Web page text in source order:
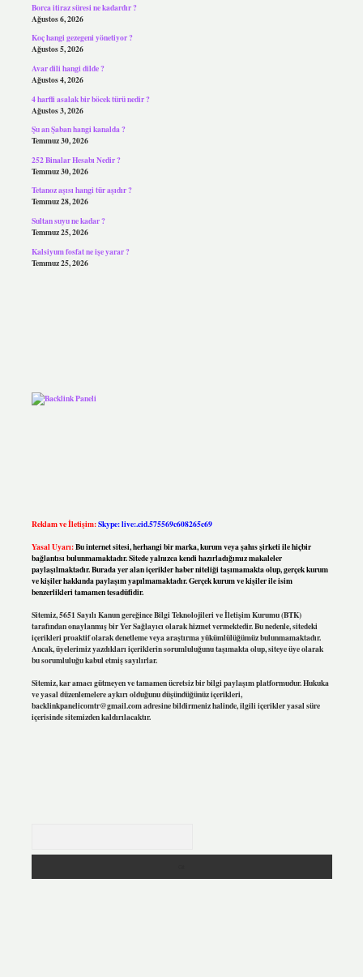
Borca itiraz süresi ne kadardır ?
Ağustos 6, 2026
Koç hangi gezegeni yönetiyor ?
Ağustos 5, 2026
Avar dili hangi dilde ?
Ağustos 4, 2026
4 harfli asalak bir böcek türü nedir ?
Ağustos 3, 2026
Şu an Şaban hangi kanalda ?
Temmuz 30, 2026
252 Binalar Hesabı Nedir ?
Temmuz 30, 2026
Tetanoz aşısı hangi tür aşıdır ?
Temmuz 28, 2026
Sultan suyu ne kadar ?
Temmuz 25, 2026
Kalsiyum fosfat ne işe yarar ?
Temmuz 25, 2026
Reklam ve İletişim:Skype: live:.cid.575569c608265c69
Yasal Uyarı:Bu internet sitesi, herhangi bir marka, kurum veya şahıs şirketi ile hiçbir
bağlantısı bulunmamaktadır. Sitede yalnızca kendi hazırladığımız makaleler
paylaşılmaktadır. Burada yer alan içerikler haber niteliği taşımamakta olup, gerçek kurum
ve kişiler hakkında paylaşım yapılmamaktadır. Gerçek kurum ve kişiler ile isim
benzerlikleri tamamen tesadüfidir.
Sitemiz, 5651 Sayılı Kanun gereğince Bilgi Teknolojileri ve İletişim Kurumu (BTK)
tarafından onaylanmış bir Yer Sağlayıcı olarak hizmet vermektedir. Bu nedenle, sitedeki
içerikleri proaktif olarak denetleme veya araştırma yükümlülüğümüz bulunmamaktadır.
Ancak, üyelerimiz yazdıkları içeriklerin sorumluluğunu taşımakta olup, siteye üye olarak
bu sorumluluğu kabul etmiş sayılırlar.
Sitemiz, kar amacı gütmeyen ve tamamen ücretsiz bir bilgi paylaşım platformudur. Hukuka
ve yasal düzenlemelere aykırı olduğunu düşündüğünüz içerikleri,
backlinkpanelicomtr@gmail.comadresine bildirmeniz halinde, ilgili içerikler yasal süre
içerisinde sitemizden kaldırılacaktır.